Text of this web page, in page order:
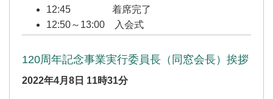
12:45 着席完了
12:50～13:00 入会式
120周年記念事業実行委員長（同窓会長）挨拶
2022年4月8日 11時31分